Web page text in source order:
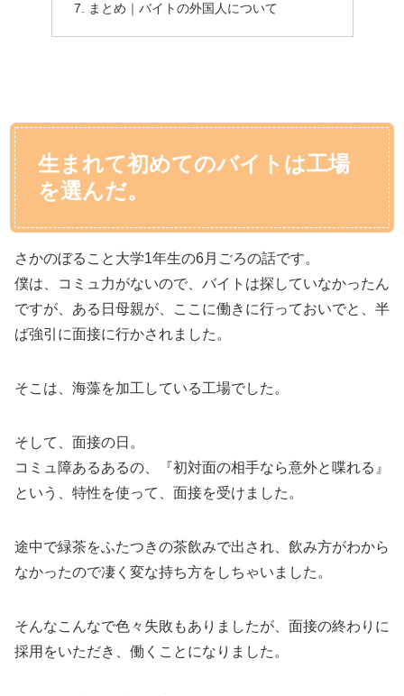
まとめ｜バイトの外国人について
生まれて初めてのバイトは工場
を選んだ。
さかのぼること大学1年生の6月ごろの話です。
僕は、コミュ力がないので、バイトは探していなかったん
ですが、ある日母親が、ここに働きに行っておいでと、半
ば強引に面接に行かされました。
そこは、海藻を加工している工場でした。
そして、面接の日。
コミュ障あるあるの、『初対面の相手なら意外と喋れる』
という、特性を使って、面接を受けました。
途中で緑茶をふたつきの茶飲みで出され、飲み方がわから
なかったので凄く変な持ち方をしちゃいました。
そんなこんなで色々失敗もありましたが、面接の終わりに
採用をいただき、働くことになりました。